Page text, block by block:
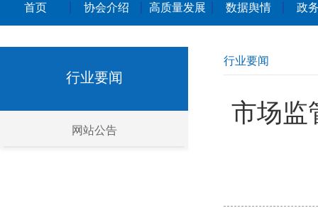
首页 协会介绍 高质量发展 数据舆情 政
行业要闻
网站公告
行业要闻
市场监